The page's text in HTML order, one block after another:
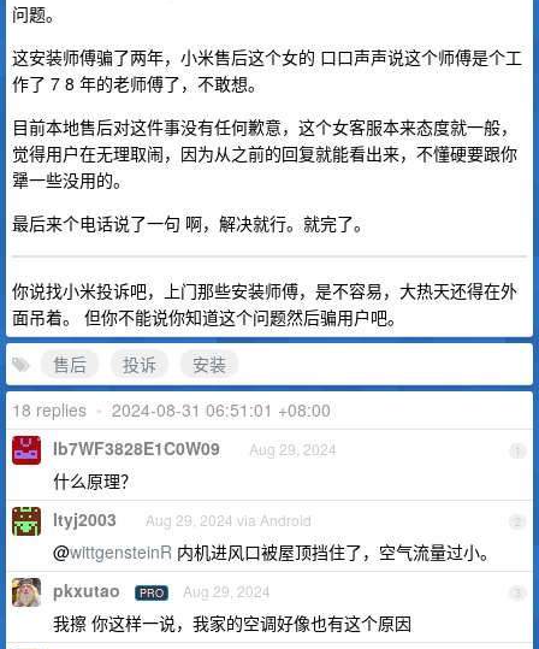
问题。
这安装师傅骗了两年，小米售后这个女的 口口声声说这个师傅是个工
作了 7 8 年的老师傅了，不敢想。
目前本地售后对这件事没有任何歉意，这个女客服本来态度就一般，
觉得用户在无理取闹，因为从之前的回复就能看出来，不懂硬要跟你
犟一些没用的。
最后来个电话说了一句 啊，解决就行。就完了。
你说找小米投诉吧，上门那些安装师傅，是不容易，大热天还得在外
面吊着。 但你不能说你知道这个问题然后骗用户吧。
售后
投诉
安装
18 replies • 2024-08-31 06:51:01 +08:00
1
Ib7WF3828E1C0W09 Aug 29, 2024
什么原理？
2
ltyj2003 Aug 29, 2024 via Android
@wittgensteinR 内机进风口被屋顶挡住了，空气流量过小。
3
pkxutao PRO Aug 29, 2024
我擦 你这样一说，我家的空调好像也有这个原因